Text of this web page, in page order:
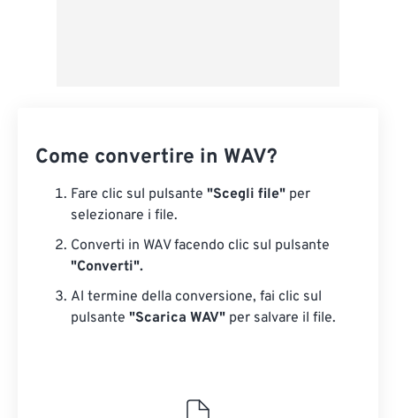
Come convertire in WAV?
Fare clic sul pulsante "Scegli file" per
selezionare i file.
Converti in WAV facendo clic sul pulsante
"Converti".
Al termine della conversione, fai clic sul
pulsante "Scarica WAV" per salvare il file.